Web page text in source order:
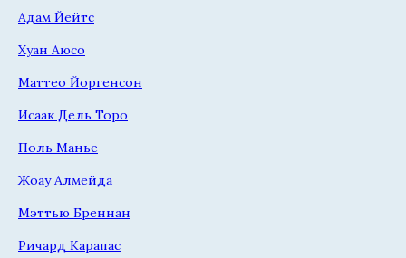
Адам Йейтс
Хуан Аюсо
Маттео Йоргенсон
Исаак Дель Торо
Поль Манье
Жоау Алмейда
Мэттью Бреннан
Ричард Карапас